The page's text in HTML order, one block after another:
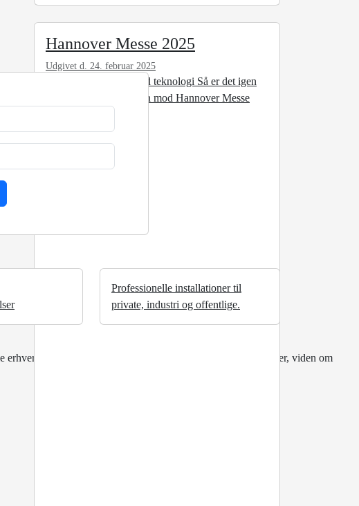
Hannover Messe 2025
Udgivet d. 24. februar 2025
At forme fremtiden med teknologi Så er det igen
tid til at vende retningen mod Hannover Messe
Professionelle installationer til
private, industri og offentlige.
i et netværk, der kan give nye forretningsmuligheder, viden om